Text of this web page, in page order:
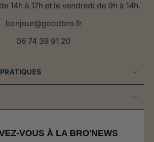
14h à 17h et le vendredi de 9h à 14h.
bonjour@goodbro.fr
06 74 39 91 20
VOUS À LA BRO'NEWS